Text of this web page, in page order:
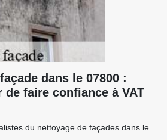
dans le 07800 :
faire confiance à VAT
du nettoyage de façades dans le